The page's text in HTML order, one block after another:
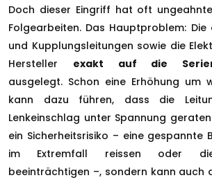
Doch dieser Eingriff hat oft
Folgearbeiten. Das Hauptproblem:
und Kupplungsleitungen sowie die
Hersteller exakt auf die Serien-
ausgelegt. Schon eine Erhöhung um
kann dazu führen, dass die
Lenkeinschlag unter Spannung
ein Sicherheitsrisiko – eine gespannte
im Extremfall reissen oder die
beeinträchtigen –, sondern kann auch